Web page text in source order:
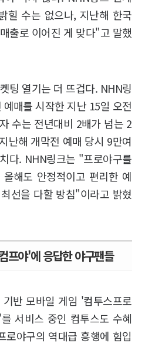
힐 수는 없으나, 지난해 한국
출로 이어진 게 맞다"고 말했
팅 열기는 더 뜨겁다. NHN링
매를 시작한 지난 15일 오전
수는 전년대비 2배가 넘는 2
난해 개막전 예매 당시 9만여
다. NHN링크는 "프로야구를
해도 안정적이고 편리한 예
선을 다할 방침"이라고 밝혔
프야'에 응답한 야구팬들
반 모바일 게임 '컴투스프로
서비스 중인 컴투스도 수혜
로야구의 역대급 흥행에 힘입